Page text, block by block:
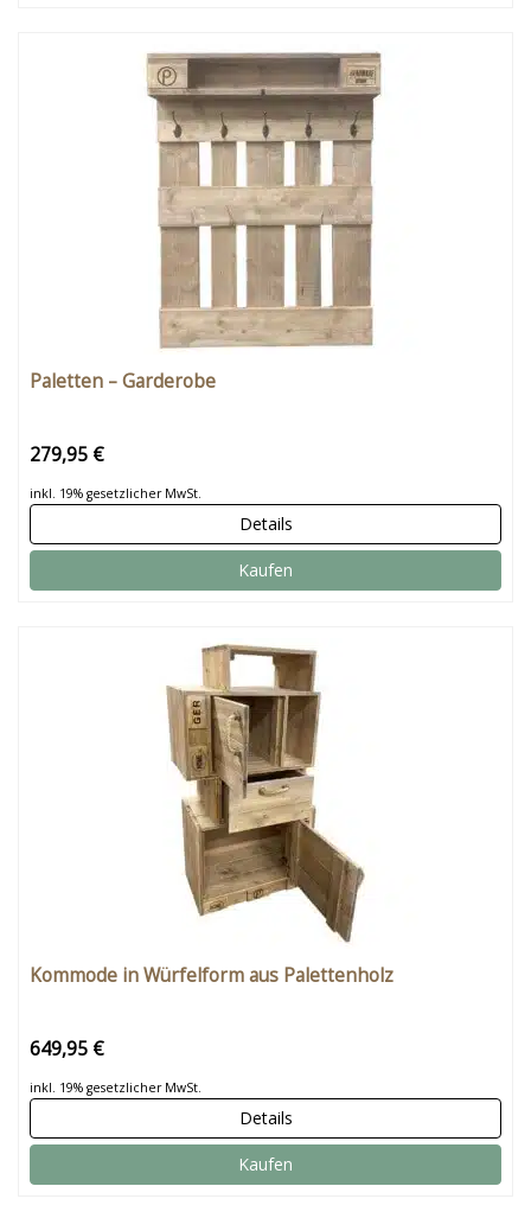
Paletten – Garderobe
279,95 €
inkl. 19% gesetzlicher MwSt.
Details
Kaufen
Kommode in Würfelform aus Palettenholz
649,95 €
inkl. 19% gesetzlicher MwSt.
Details
Kaufen